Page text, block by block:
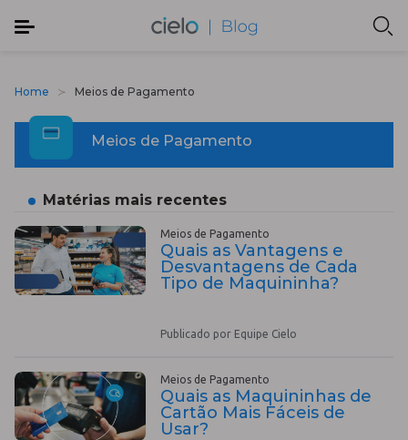
Home Meios de Pagamento
Meios de Pagamento
Matérias mais recentes
Meios de Pagamento
Quais as Vantagens e
Desvantagens de Cada
Tipo de Maquininha?
Publicado por Equipe Cielo
Meios de Pagamento
Quais as Maquininhas de
Cartão Mais Fáceis de
Usar?